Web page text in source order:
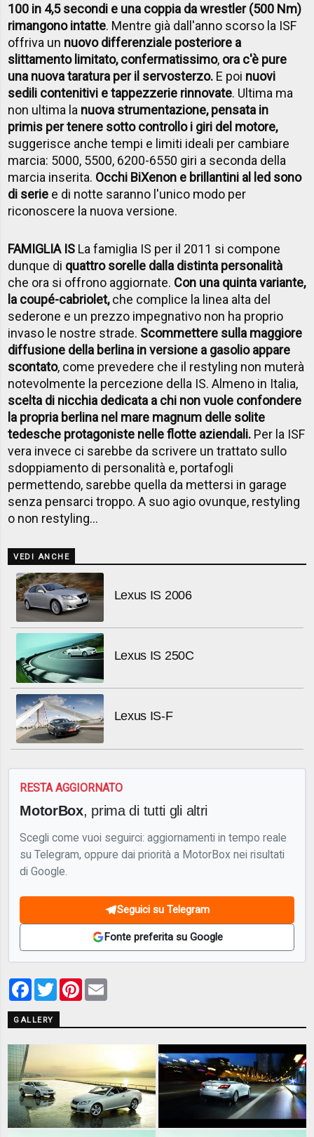
100 in 4,5 secondi e una coppia da wrestler (500 Nm)
rimangono intatte. Mentre già dall'anno scorso la ISF
offriva un nuovo differenziale posteriore a
slittamento limitato, confermatissimo, ora c'è pure
una nuova taratura per il servosterzo. E poi nuovi
sedili contenitivi e tappezzerie rinnovate. Ultima ma
non ultima la nuova strumentazione, pensata in
primis per tenere sotto controllo i giri del motore,
suggerisce anche tempi e limiti ideali per cambiare
marcia: 5000, 5500, 6200-6550 giri a seconda della
marcia inserita. Occhi BiXenon e brillantini al led sono
di serie e di notte saranno l'unico modo per
riconoscere la nuova versione.
FAMIGLIA IS La famiglia IS per il 2011 si compone
dunque di quattro sorelle dalla distinta personalità
che ora si offrono aggiornate. Con una quinta variante,
la coupé-cabriolet,che complice la linea alta del
sederone e un prezzo impegnativo non ha proprio
invaso le nostre strade. Scommettere sulla maggiore
diffusione della berlina in versione a gasolio appare
scontato, come prevedere che il restyling non muterà
notevolmente la percezione della IS. Almeno in Italia,
scelta di nicchia dedicata a chi non vuole confondere
la propria berlina nel mare magnum delle solite
tedesche protagoniste nelle flotte aziendali. Per la ISF
vera invece ci sarebbe da scrivere un trattato sullo
sdoppiamento di personalità e, portafogli
permettendo, sarebbe quella da mettersi in garage
senza pensarci troppo. A suo agio ovunque, restyling
o non restyling...
VEDI ANCHE
Lexus IS 2006
Lexus IS 250C
Lexus IS-F
RESTA AGGIORNATO
MotorBox, prima di tutti gli altri
Scegli come vuoi seguirci: aggiornamenti in tempo reale
su Telegram, oppure dai priorità a MotorBox nei risultati
di Google.
Seguici su Telegram
Fonte preferita su Google
Facebook
TwitterPinterest
GALLERY